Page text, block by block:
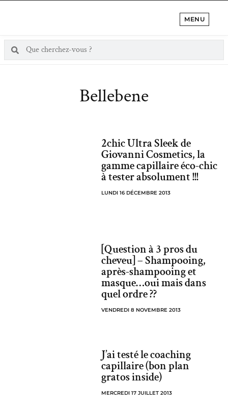
MENU
Bellebene
2chic Ultra Sleek de
Giovanni Cosmetics, la
gamme capillaire éco-chic
à tester absolument !!!
LUNDI 16 DÉCEMBRE 2013
[Question à 3 pros du
cheveu] – Shampooing,
après-shampooing et
masque…oui mais dans
quel ordre ??
VENDREDI 8 NOVEMBRE 2013
J’ai testé le coaching
capillaire (bon plan
gratos inside)
MERCREDI 17 JUILLET 2013